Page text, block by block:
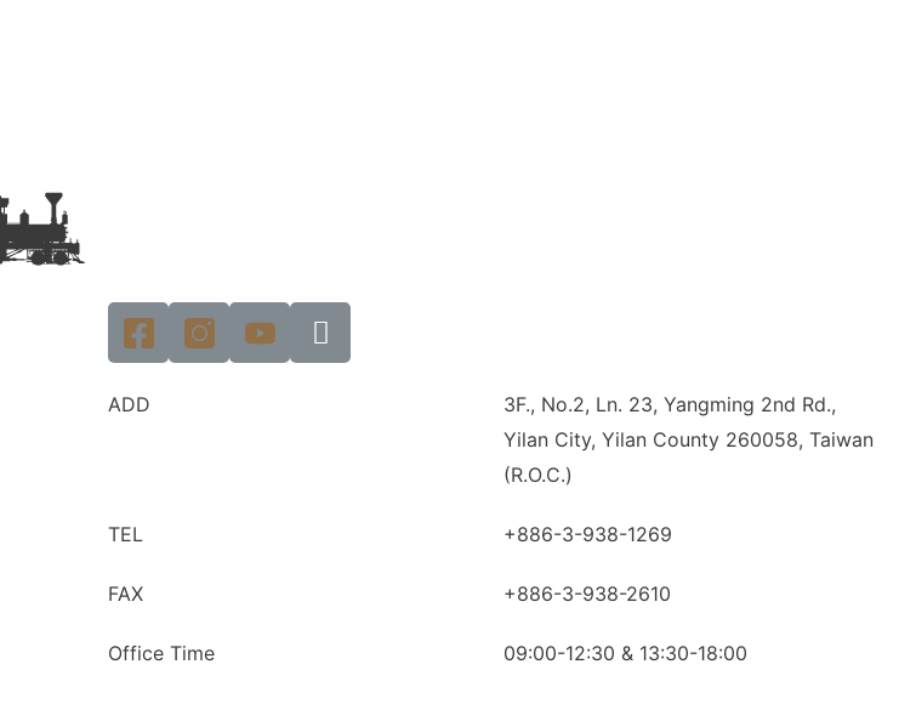
ADD
3F., No.2, Ln. 23, Yangming 2nd Rd.,
Yilan City, Yilan County 260058, Taiwan
(R.O.C.)
TEL +886-3-938-1269​
FAX +886-3-938-2610
Office Time 09:00-12:30 & 13:30-18:00